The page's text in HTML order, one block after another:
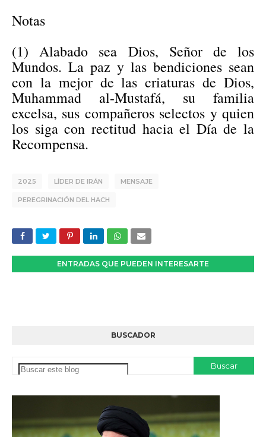
Notas
(1) Alabado sea Dios, Señor de los
Mundos. La paz y las bendiciones sean
con la mejor de las criaturas de Dios,
Muhammad al-Mustafá, su familia
excelsa, sus compañeros selectos y quien
los siga con rectitud hacia el Día de la
Recompensa.
2025 LÍDER DE IRÁN MENSAJE
PEREGRINACIÓN DEL HACH
ENTRADAS QUE PUEDEN INTERESARTE
BUSCADOR